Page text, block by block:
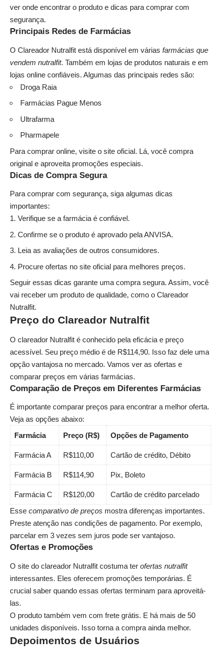
ver onde encontrar o produto e dicas para comprar com
segurança.
Principais Redes de Farmácias
O Clareador Nutralfit está disponível em várias farmácias que
vendem nutralfit. Também em lojas de produtos naturais e em
lojas online confiáveis. Algumas das principais redes são:
Droga Raia
Farmácias Pague Menos
Ultrafarma
Pharmapele
Para comprar online, visite o site oficial. Lá, você compra
original e aproveita promoções especiais.
Dicas de Compra Segura
Para comprar com segurança, siga algumas dicas
importantes:
Verifique se a farmácia é confiável.
Confirme se o produto é aprovado pela ANVISA.
Leia as avaliações de outros consumidores.
Procure ofertas no site oficial para melhores preços.
Seguir essas dicas garante uma compra segura. Assim, você
vai receber um produto de qualidade, como o Clareador
Nutralfit.
Preço do Clareador Nutralfit
O clareador Nutralfit é conhecido pela eficácia e preço
acessível. Seu preço médio é de R$114,90. Isso faz dele uma
opção vantajosa no mercado. Vamos ver as ofertas e
comparar preços em várias farmácias.
Comparação de Preços em Diferentes Farmácias
É importante comparar preços para encontrar a melhor oferta.
Veja as opções abaixo:
Farmácia
Preço (R$) Opções de Pagamento
Farmácia A R$110,00 Cartão de crédito, Débito
Farmácia B R$114,90 Pix, Boleto
Farmácia C R$120,00
Cartão de crédito parcelado
Esse comparativo de preços mostra diferenças importantes.
Preste atenção nas condições de pagamento. Por exemplo,
parcelar em 3 vezes sem juros pode ser vantajoso.
Ofertas e Promoções
O site do clareador Nutralfit costuma ter ofertas nutralfit
interessantes. Eles oferecem promoções temporárias. É
crucial saber quando essas ofertas terminam para aproveitá-
las.
O produto também vem com frete grátis. E há mais de 50
unidades disponíveis. Isso torna a compra ainda melhor.
Depoimentos de Usuários